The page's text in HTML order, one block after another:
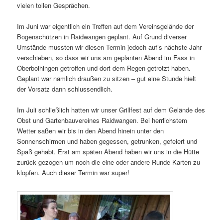
vielen tollen Gesprächen.
Im Juni war eigentlich ein Treffen auf dem Vereinsgelände der
Bogenschützen in Raidwangen geplant. Auf Grund diverser
Umstände mussten wir diesen Termin jedoch auf’s nächste Jahr
verschieben, so dass wir uns am geplanten Abend im Fass in
Oberboihingen getroffen und dort dem Regen getrotzt haben.
Geplant war nämlich draußen zu sitzen – gut eine Stunde hielt
der Vorsatz dann schlussendlich.
Im Juli schließlich hatten wir unser Grillfest auf dem Gelände des
Obst und Gartenbauvereines Raidwangen. Bei herrlichstem
Wetter saßen wir bis in den Abend hinein unter den
Sonnenschirmen und haben gegessen, getrunken, gefeiert und
Spaß gehabt. Erst am späten Abend haben wir uns in die Hütte
zurück gezogen um noch die eine oder andere Runde Karten zu
klopfen. Auch dieser Termin war super!